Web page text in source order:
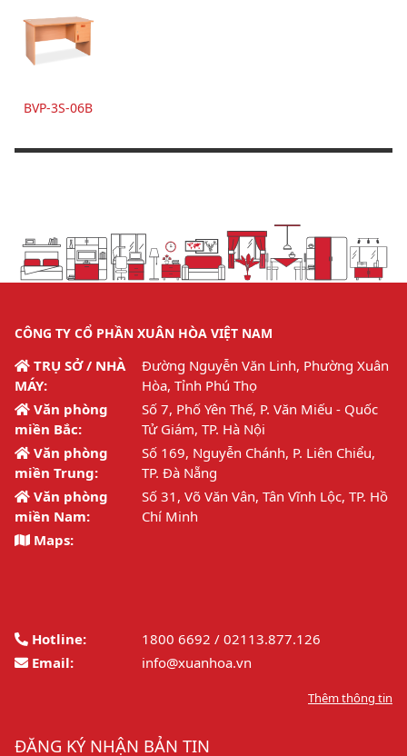
BVP-3S-06B
CÔNG TY CỔ PHẦN XUÂN HÒA VIỆT NAM
TRỤ SỞ / NHÀ
MÁY:
Đường Nguyễn Văn Linh, Phường Xuân
Hòa, Tỉnh Phú Thọ
Văn phòng
miền Bắc:
Số 7, Phố Yên Thế, P. Văn Miếu - Quốc
Tử Giám, TP. Hà Nội
Văn phòng
miền Trung:
Số 169, Nguyễn Chánh, P. Liên Chiểu,
TP. Đà Nẵng
Văn phòng
miền Nam:
Số 31, Võ Văn Vân, Tân Vĩnh Lộc, TP. Hồ
Chí Minh
Maps:
Hotline:
1800 6692 / 02113.877.126
Email:
info@xuanhoa.vn
Thêm thông tin
ĐĂNG KÝ NHẬN BẢN TIN